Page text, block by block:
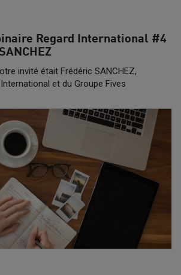
Regard International #4
invité était Frédéric SANCHEZ,
et du Groupe Fives